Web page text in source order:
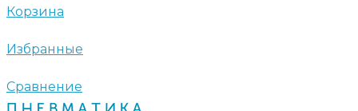
Корзина
Избранные
Сравнение